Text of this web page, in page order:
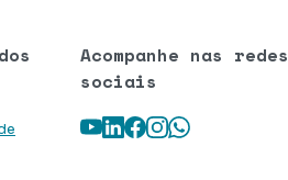
Acompanhe nas redes
sociais
Youtube
LinkedIn
Facebook
Instagram
WhatsApp